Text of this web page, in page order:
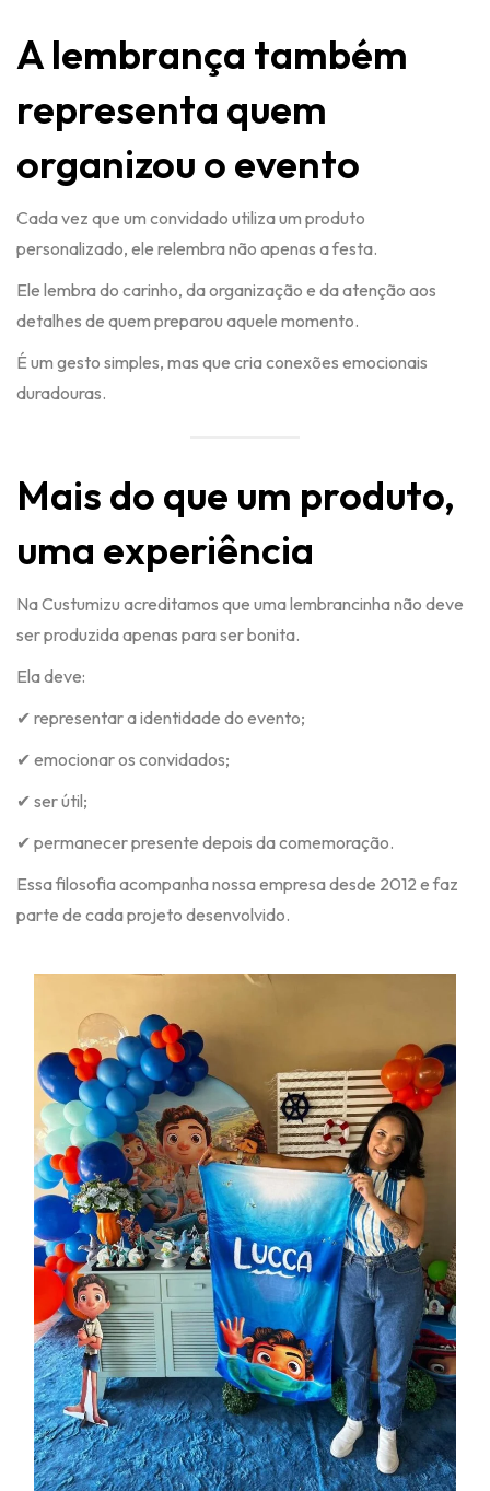
A lembrança também
representa quem
organizou o evento
Cada vez que um convidado utiliza um produto
personalizado, ele relembra não apenas a festa.
Ele lembra do carinho, da organização e da atenção aos
detalhes de quem preparou aquele momento.
É um gesto simples, mas que cria conexões emocionais
duradouras.
Mais do que um produto,
uma experiência
Na Custumizu acreditamos que uma lembrancinha não deve
ser produzida apenas para ser bonita.
Ela deve:
✔ representar a identidade do evento;
✔ emocionar os convidados;
✔ ser útil;
✔ permanecer presente depois da comemoração.
Essa filosofia acompanha nossa empresa desde 2012 e faz
parte de cada projeto desenvolvido.